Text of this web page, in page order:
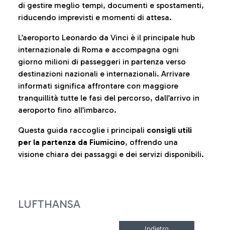
di gestire meglio tempi, documenti e spostamenti,
riducendo imprevisti e momenti di attesa.
L’aeroporto Leonardo da Vinci è il principale hub
internazionale di Roma e accompagna ogni
giorno milioni di passeggeri in partenza verso
destinazioni nazionali e internazionali. Arrivare
informati significa affrontare con maggiore
tranquillità tutte le fasi del percorso, dall’arrivo in
aeroporto fino all’imbarco.
Questa guida raccoglie i principali consigli utili
per la partenza da Fiumicino, offrendo una
visione chiara dei passaggi e dei servizi disponibili.
LUFTHANSA